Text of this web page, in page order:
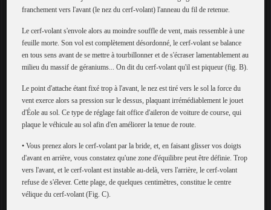
franchement vers l'avant (le nez du cerf-volant) l'anneau du fil de retenue.
Le cerf-volant s'envole alors au moindre souffle de vent, mais ressemble à une
feuille morte. Son vol est complètement désordonné, le cerf-volant se balance
en tous sens avant de se mettre à tourbillonner et de s'écraser lamentablement au
milieu du massif de géraniums... On dit du cerf-volant qu'il est piqueur (fig. B).
Le point d'attache étant fixé trop à l'avant, le nez est tiré vers le sol la force du
vent exerce alors sa pression sur le dessus, plaquant irrémédiablement le jouet
d'Éole au sol. Ce type de réglage fait office d'aileron de voiture de course, qui
plaque le véhicule au sol afin d'en améliorer la tenue de route.
• Vous prenez alors le cerf-volant par la bride, et, en faisant glisser vos doigts
d'avant en arrière, vous constatez qu'une zone d'équilibre peut être définie. Trop
vers l'avant, et le cerf-volant est instable au-delà, vers l'arrière, le cerf-volant
refuse de s'élever. Cette plage, de quelques centimètres, constitue le centre
vélique du cerf-volant (Fig. C).